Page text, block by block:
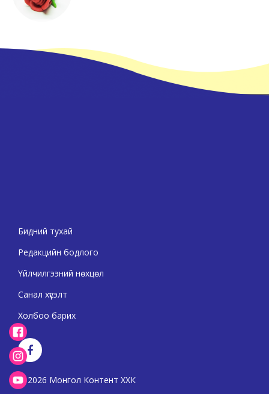
Бидний тухай
Редакцийн бодлого
Үйлчилгээний нөхцөл
Санал хүсэлт
Холбоо барих
2026 Монгол Контент ХХК